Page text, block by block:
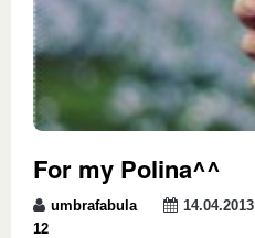
For my Polina^^
umbrafabula 14.04.2013
12